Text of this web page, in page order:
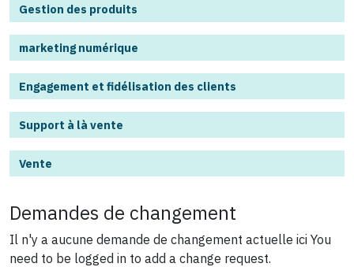
Gestion des produits
marketing numérique
Engagement et fidélisation des clients
Support à là vente
Vente
Demandes de changement
Il n'y a aucune demande de changement actuelle ici You
need to be logged in to add a change request.